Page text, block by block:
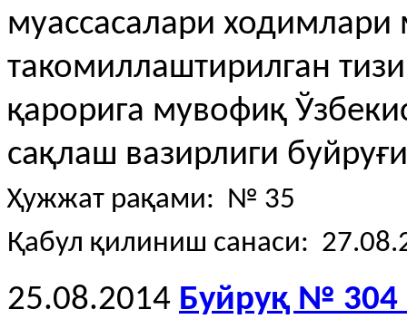
муассасалари ходимлари
такомиллаштирилган
қарорига мувофиқ
сақлаш вазирлиги
Ҳужжат рақами: № 35
Қабул қилиниш санаси:
25.08.2014 Буйруқ № 304